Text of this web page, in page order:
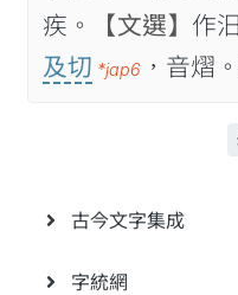
疾。
【文選】 作
及切 *jap6 ，音熠
古今文字集成
字統網